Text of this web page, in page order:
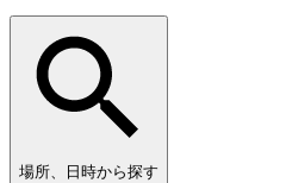
場所、日時から探す